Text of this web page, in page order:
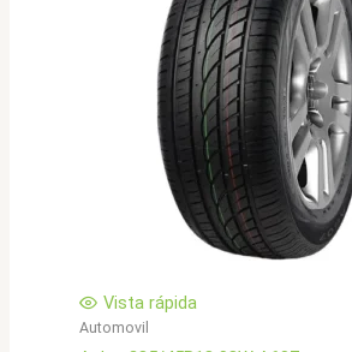
Vista rápida
Automovil